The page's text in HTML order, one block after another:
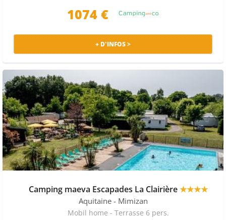
1074 €
+ D'INFOS >
Camping maeva Escapades La Clairière★★★★
Aquitaine - Mimizan
Mobil home - Terrasse 6 pers.